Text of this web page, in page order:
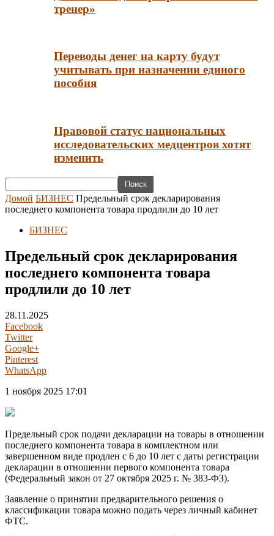
тренер»
Переводы денег на карту будут
учитывать при назначении единого
пособия
Правовой статус национальных
исследовательских медцентров хотят
изменить
Домой БИЗНЕС Предельный срок декларирования
последнего компонента товара продлили до 10 лет
БИЗНЕС
Предельный срок декларирования
последнего компонента товара
продлили до 10 лет
28.11.2025
Facebook
Twitter
Google+
Pinterest
WhatsApp
1 ноября 2025 17:01
Предельный срок подачи декларации на товары в отношении
последнего компонента товара в комплектном или
завершенном виде продлен с 6 до 10 лет с даты регистрации
декларации в отношении первого компонента товара
(Федеральный закон от 27 октября 2025 г. № 383-ФЗ).
Заявление о принятии предварительного решения о
классификации товара можно подать через личный кабинет
ФТС.